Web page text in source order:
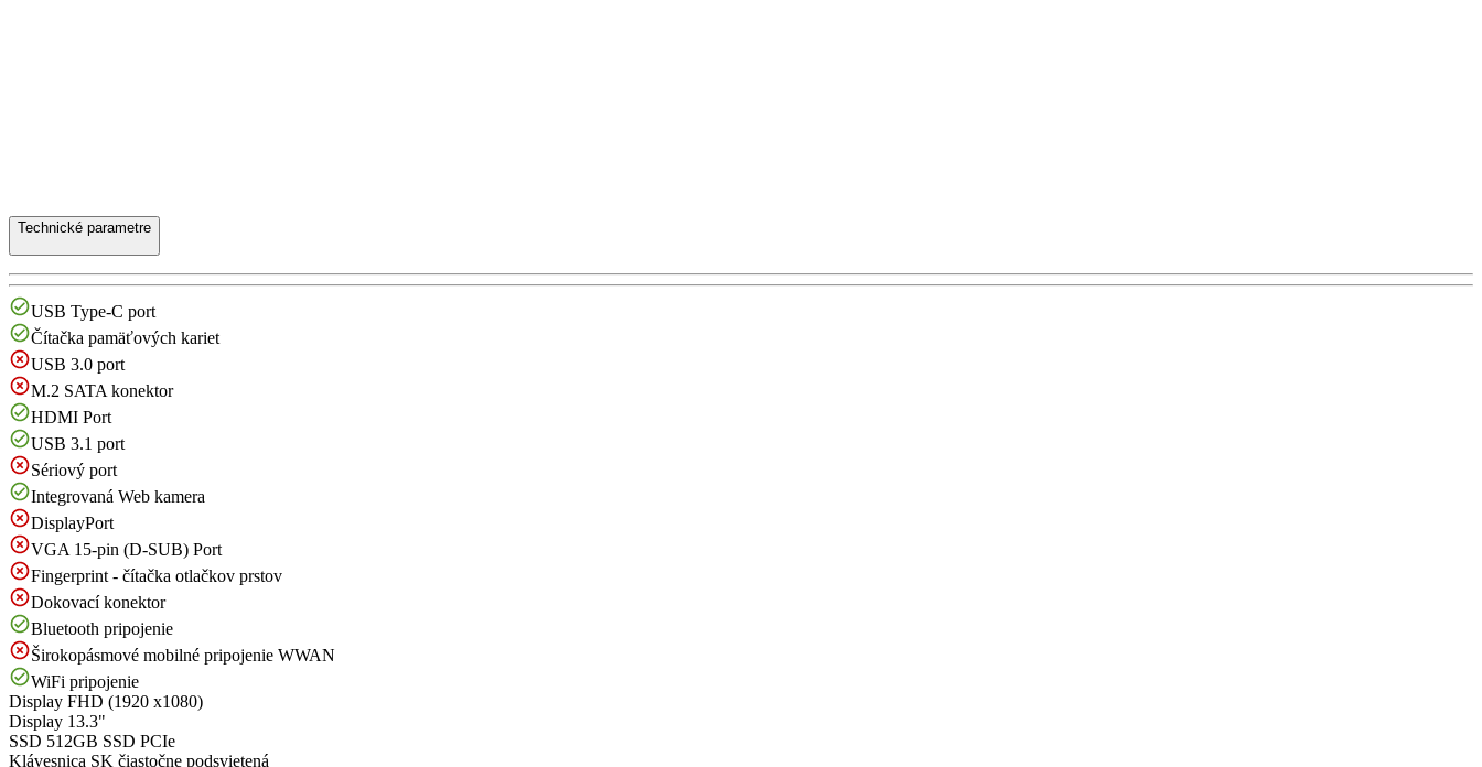
Technické parametre
USB Type-C port
Čítačka pamäťových kariet
USB 3.0 port
M.2 SATA konektor
HDMI Port
USB 3.1 port
Sériový port
Integrovaná Web kamera
DisplayPort
VGA 15-pin (D-SUB) Port
Fingerprint - čítačka otlačkov prstov
Dokovací konektor
Bluetooth pripojenie
Širokopásmové mobilné pripojenie WWAN
WiFi pripojenie
Display FHD (1920 x1080)
Display 13.3"
SSD 512GB SSD PCIe
Klávesnica SK čiastočne podsvietená